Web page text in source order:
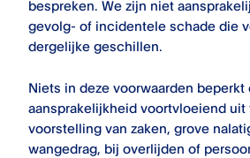
bespreken. We zijn niet
gevolg- of incidentele schade die
dergelijke geschillen.
Niets in deze voorwaarden beperkt
aansprakelijkheid voortvloeiend uit
voorstelling van zaken, grove
wangedrag, bij overlijden of